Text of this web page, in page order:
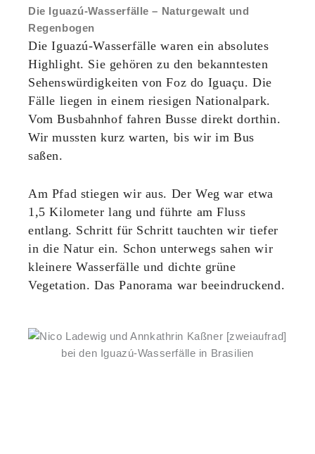
Die Iguazú-Wasserfälle – Naturgewalt und
Regenbogen
Die Iguazú-Wasserfälle waren ein absolutes
Highlight. Sie gehören zu den bekanntesten
Sehenswürdigkeiten von Foz do Iguaçu. Die
Fälle liegen in einem riesigen Nationalpark.
Vom Busbahnhof fahren Busse direkt dorthin.
Wir mussten kurz warten, bis wir im Bus
saßen.
Am Pfad stiegen wir aus. Der Weg war etwa
1,5 Kilometer lang und führte am Fluss
entlang. Schritt für Schritt tauchten wir tiefer
in die Natur ein. Schon unterwegs sahen wir
kleinere Wasserfälle und dichte grüne
Vegetation. Das Panorama war beeindruckend.